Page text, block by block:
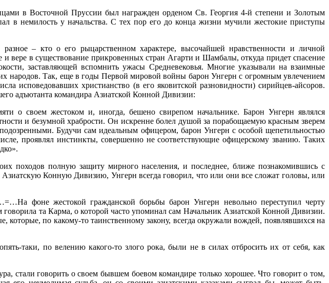
в Восточной Пруссии был награжден орденом Св. Георгия 4-й степени и Золотым
немилость у начальства. С тех пор его до конца жизни мучили жестокие приступы
– кто о его рыцарственном характере, высочайшей нравственности и личной
вере в существование прикровенных стран Агарти и Шамбалы, откуда придет спасение
заставляющей вспомнить ужасы Средневековья. Многие указывали на взаимные
народов. Так, еще в годы Первой мировой войны барон Унгерн с огромным увлечением
исповедовавших христианство (в его яковитской разновидности) сирийцев-айсоров.
адъютанта командира Азиатской Конной Дивизии:
своем жестоком и, иногда, бешено свирепом начальнике. Барон Унгерн являлся
и безумной храбрости. Он искренне болел душой за порабощаемую красным зверем
Будучи сам идеальным офицером, барон Унгерн с особой щепетильностью
проявлял инстинкты, совершенно не соответствующие офицерскому званию. Таких
походов полную защиту мирного населения, и последнее, ближе познакомившись с
Конную Дивизию, Унгерн всегда говорил, что или они все сложат головы, или
фоне жестокой гражданской борьбы барон Унгерн невольно переступил черту
та Карма, о которой часто упоминал сам Начальник Азиатской Конной Дивизии.
по какому-то таинственному закону, всегда окружали вождей, появлявшихся на
таки, по велению какого-то злого рока, были не в силах отбросить их от себя, как
стали говорить о своем бывшем боевом командире только хорошее. Что говорит о том,